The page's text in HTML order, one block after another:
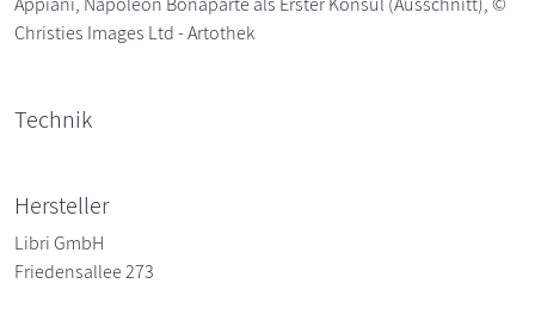
Christies Images Ltd - Artothek
Technik
Hersteller
Libri GmbH
Friedensallee 273